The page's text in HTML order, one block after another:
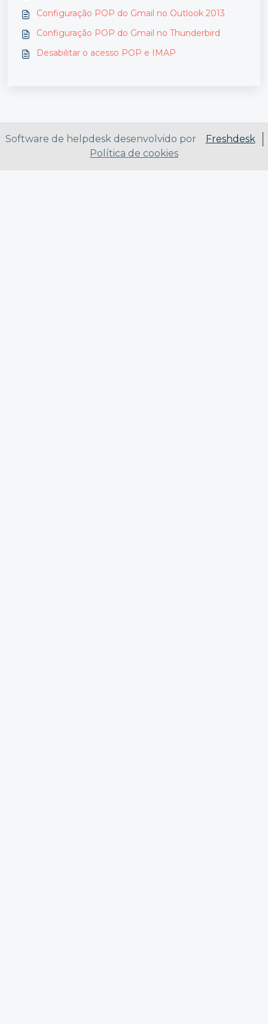
Configuração POP do Gmail no Outlook 2013
Configuração POP do Gmail no Thunderbird
Desabilitar o acesso POP e IMAP
Software de helpdesk desenvolvido por
Freshdesk
Política de cookies